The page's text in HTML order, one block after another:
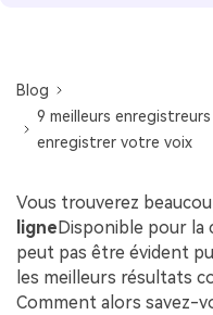
Blog
9 meilleurs
enregistrer votre voix
Vous trouverez
ligne Disponible pour la
peut pas être évident
les meilleurs résultats
Comment alors savez-